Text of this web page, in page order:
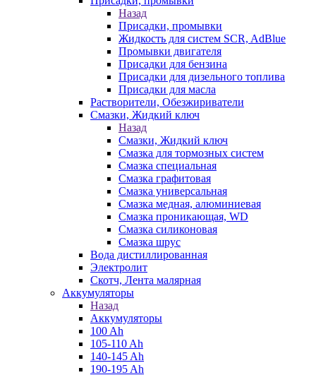
Назад
Присадки, промывки
Жидкость для систем SCR, AdBlue
Промывки двигателя
Присадки для бензина
Присадки для дизельного топлива
Присадки для масла
Растворители, Обезжириватели
Смазки, Жидкий ключ
Назад
Смазки, Жидкий ключ
Смазка для тормозных систем
Смазка специальная
Смазка графитовая
Смазка универсальная
Смазка медная, алюминиевая
Смазка проникающая, WD
Смазка силиконовая
Смазка шрус
Вода дистиллированная
Электролит
Скотч, Лента малярная
Аккумуляторы
Назад
Аккумуляторы
100 Ah
105-110 Ah
140-145 Ah
190-195 Ah